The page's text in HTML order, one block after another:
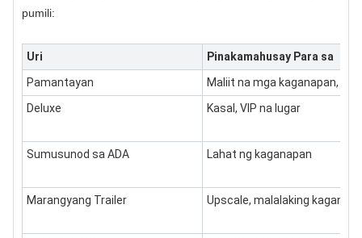
pumili:
Uri
Pinakamahusay Para sa
Pamantayan
Maliit na mga kaganapan,
Deluxe
Kasal, VIP na lugar
Sumusunod sa ADA Lahat ng kaganapan
Marangyang Trailer Upscale, malalaking